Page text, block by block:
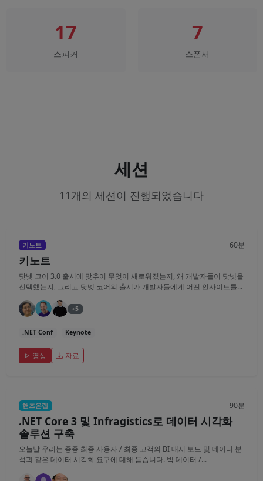
17
스피커
7
스폰서
세션
11개의 세션이 진행되었습니다
키노트 60분
키노트
닷넷 코어 3.0 출시에 맞추어 무엇이 새로워졌는지, 왜 개발자들이 닷넷을
선택했는지, 그리고 닷넷 코어의 출시가 개발자들에게 어떤 인사이트를...
+5
.NET Conf Keynote
영상 자료
핸즈온랩 90분
.NET Core 3 및 Infragistics로 데이터 시각화
솔루션 구축
오늘날 우리는 종종 최종 사용자 / 최종 고객의 BI 대시 보드 및 데이터 분
석과 같은 데이터 시각화 요구에 대해 듣습니다. 빅 데이터 /...